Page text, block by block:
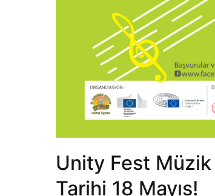
Unity Fest Müzik
Tarihi 18 Mayıs!